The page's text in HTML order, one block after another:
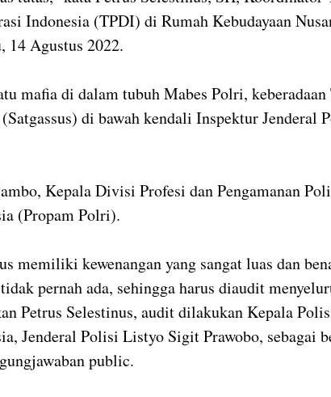
Indonesia (TPDI) di Rumah Kebudayaan
14 Agustus 2022.
mafia di dalam tubuh Mabes Polri, keberadaan
di bawah kendali Inspektur Jenderal
Kepala Divisi Profesi dan Pengamanan
(Propam Polri).
memiliki kewenangan yang sangat luas dan
pernah ada, sehingga harus diaudit
Petrus Selestinus, audit dilakukan Kepala
Jenderal Polisi Listyo Sigit Prawobo, sebagai
public.